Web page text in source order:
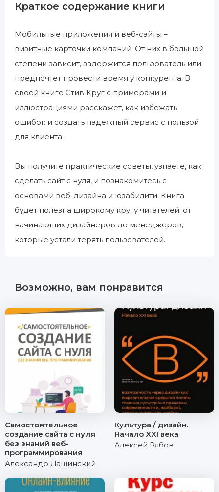
Краткое содержание книги
Мобильные приложения и веб-сайты –
визитные карточки компаний. От них в большой
степени зависит, задержится пользователь или
предпочтет провести время у конкурента. В
своей книге Стив Круг с примерами и
иллюстрациями расскажет, как избежать
ошибок и создать надежный сервис с пользой
для клиента.
Вы получите практические советы, узнаете, как
сделать сайт с нуля, и познакомитесь с
основами веб-дизайна и юзабилити. Книга
будет полезна широкому кругу читателей: от
начинающих дизайнеров до менеджеров,
которые устали терять пользователей.
Возможно, вам понравится
Самостоятельное
создание сайта с нуля
без знаний веб-
программирования
Александр Дащинский
Культура / дизайн.
Начало XXI века
Алексей Рябов